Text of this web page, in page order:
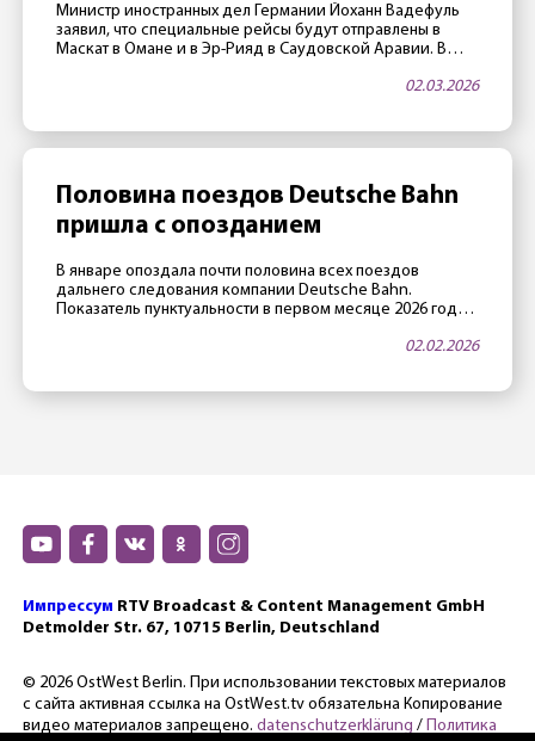
Министр иностранных дел Германии Йоханн Вадефуль
заявил, что специальные рейсы будут отправлены в
Маскат в Омане и в Эр-Рияд в Саудовской Аравии. В
авиакомпания Lufthansa в переговорах с МИД Германии
зарегистрироваться на антикризисном портале ELEFAND
02.03.2026
Половина поездов Deutsche Bahn
пришла с опозданием
В январе опоздала почти половина всех поездов
дальнего следования компании Deutsche Bahn.
Показатель пунктуальности в первом месяце 2026 года
При этом в DB «пунктуальным» считается поезд, который
02.02.2026
Импрессум RTV Broadcast & Content Management GmbH
Detmolder Str. 67, 10715 Berlin, Deutschland
© 2026 OstWest Berlin. При использовании текстовых материалов
с сайта активная ссылка на OstWest.tv обязательна Копирование
видео материалов запрещено. datenschutzerklärung /
Политика